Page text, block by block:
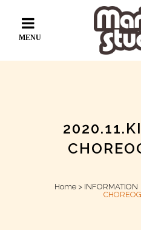
Home > INFORMATION